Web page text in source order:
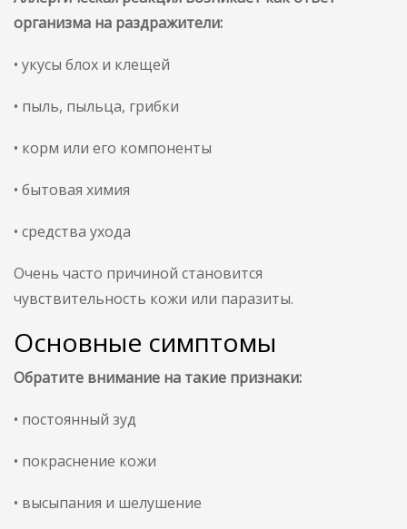
организма на раздражители:
• укусы блох и клещей
• пыль, пыльца, грибки
• корм или его компоненты
• бытовая химия
• средства ухода
Очень часто причиной становится
чувствительность кожи или паразиты.
Основные симптомы
Обратите внимание на такие признаки:
• постоянный зуд
• покраснение кожи
• высыпания и шелушение